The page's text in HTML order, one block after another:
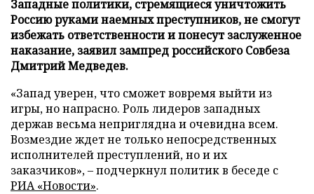
Западные политики, стремящиеся уничтожить
Россию руками наемных преступников, не смогут
избежать ответственности и понесут заслуженное
наказание, заявил зампред российского Совбеза
Дмитрий Медведев.
«Запад уверен, что сможет вовремя выйти из
игры, но напрасно. Роль лидеров западных
держав весьма неприглядна и очевидна всем.
Возмездие ждет не только непосредственных
исполнителей преступлений, но и их
заказчиков», – подчеркнул политик в беседе с
РИА «Новости».